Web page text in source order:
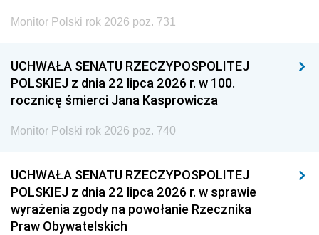
Monitor Polski rok 2026 poz. 731
UCHWAŁA SENATU RZECZYPOSPOLITEJ
POLSKIEJ z dnia 22 lipca 2026 r. w 100.
rocznicę śmierci Jana Kasprowicza
Monitor Polski rok 2026 poz. 740
UCHWAŁA SENATU RZECZYPOSPOLITEJ
POLSKIEJ z dnia 22 lipca 2026 r. w sprawie
wyrażenia zgody na powołanie Rzecznika
Praw Obywatelskich